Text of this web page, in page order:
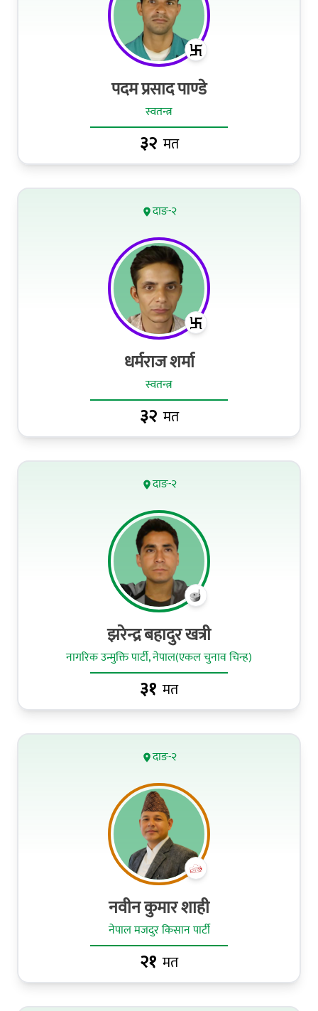
पदम प्रसाद पाण्‍डे
स्वतन्त्र
३२ मत
दाङ-२
धर्मराज शर्मा
स्वतन्त्र
३२ मत
दाङ-२
झरेन्द्र बहादुर खत्री
नागरिक उन्मुक्ति पार्टी, नेपाल(एकल चुनाव चिन्ह)
३१ मत
दाङ-२
नवीन कुमार शाही
नेपाल मजदुर किसान पार्टी
२१ मत